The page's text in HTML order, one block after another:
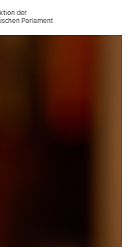
der
Parlament